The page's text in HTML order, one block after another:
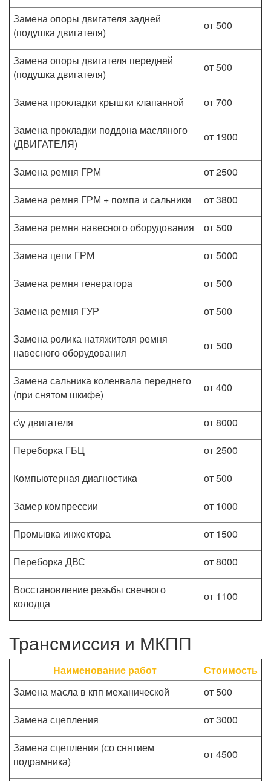
Замена опоры двигателя задней
(подушка двигателя)
от 500
Замена опоры двигателя передней
(подушка двигателя)
от 500
Замена прокладки крышки клапанной
от 700
Замена прокладки поддона масляного
(ДВИГАТЕЛЯ)
от 1900
Замена ремня ГРМ
от 2500
Замена ремня ГРМ + помпа и сальники
от 3800
Замена ремня навесного оборудования
от 500
Замена цепи ГРМ
от 5000
Замена ремня генератора
от 500
Замена ремня ГУР
от 500
Замена ролика натяжителя ремня
навесного оборудования
от 500
Замена сальника коленвала переднего
(при снятом шкифе)
от 400
с\у двигателя
от 8000
Переборка ГБЦ
от 2500
Компьютерная диагностика
от 500
Замер компрессии
от 1000
Промывка инжектора
от 1500
Переборка ДВС
от 8000
Восстановление резьбы свечного
колодца
от 1100
Трансмиссия и МКПП
Наименование работ
Стоимость
Замена масла в кпп механической
от 500
Замена сцепления
от 3000
Замена сцепления (со снятием
подрамника)
от 4500